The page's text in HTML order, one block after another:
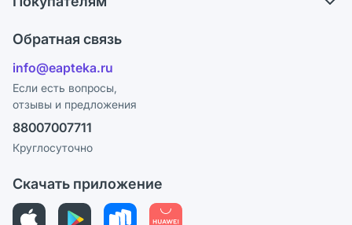
Ответы на вопросы
Блог
Карьера
Поставщики
Лицензия
Реклама на сайте
Ваши товары на ЕАПТЕКЕ
Программа СберСпасибо
Политика конфиденциальности
Пользовательское соглашение
Политика рекомендаций
Этика и соответствие
Политика в отношении обработки персональных данных
Обратная связь
info@eapteka.ru
Если есть вопросы,
отзывы и предложения
88007007711
Круглосуточно
Скачать приложение